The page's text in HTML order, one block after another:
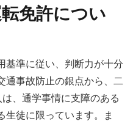
免許につい
基準に従い、判断力が十分
通事故防止の銀点から、二
、通学事情に支障のある
生徒に限っています。ま